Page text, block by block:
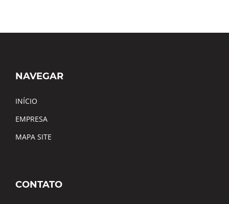
NAVEGAR
INÍCIO
EMPRESA
MAPA SITE
CONTATO